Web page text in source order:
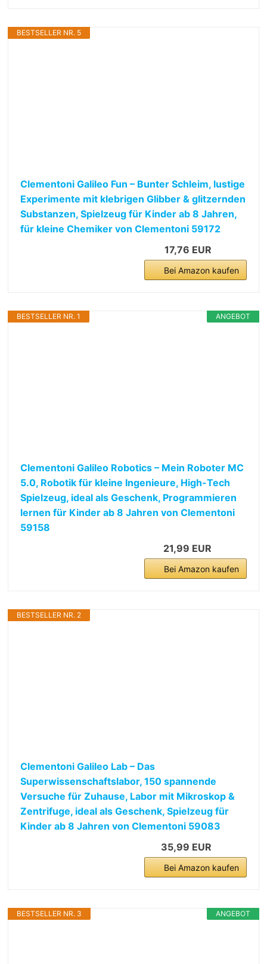
BESTSELLER NR. 5
Clementoni Galileo Fun – Bunter Schleim, lustige
Experimente mit klebrigen Glibber & glitzernden
Substanzen, Spielzeug für Kinder ab 8 Jahren,
für kleine Chemiker von Clementoni 59172
17,76 EUR
Bei Amazon kaufen
ANGEBOT
BESTSELLER NR. 1
Clementoni Galileo Robotics – Mein Roboter MC
5.0, Robotik für kleine Ingenieure, High-Tech
Spielzeug, ideal als Geschenk, Programmieren
lernen für Kinder ab 8 Jahren von Clementoni
59158
21,99 EUR
Bei Amazon kaufen
BESTSELLER NR. 2
Clementoni Galileo Lab – Das
Superwissenschaftslabor, 150 spannende
Versuche für Zuhause, Labor mit Mikroskop &
Zentrifuge, ideal als Geschenk, Spielzeug für
Kinder ab 8 Jahren von Clementoni 59083
35,99 EUR
Bei Amazon kaufen
ANGEBOT
BESTSELLER NR. 3